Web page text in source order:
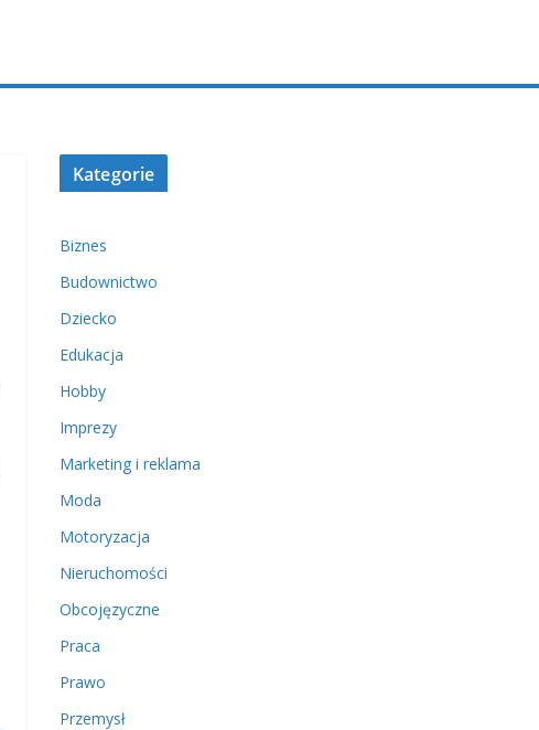
Kategorie
Biznes
Budownictwo
Dziecko
Edukacja
Hobby
Imprezy
Marketing i reklama
Moda
Motoryzacja
Nieruchomości
Obcojęzyczne
Praca
Prawo
Przemysł